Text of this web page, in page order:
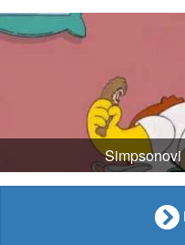
Simpsonovi